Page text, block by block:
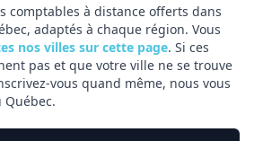
comptables à distance offerts dans
adaptés à chaque région. Vous
nos villes sur cette page. Si ces
pas et que votre ville ne se trouve
vous quand même, nous vous